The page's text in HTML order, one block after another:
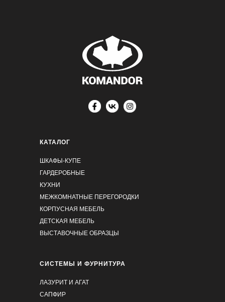
КАТАЛОГ
ШКАФЫ-КУПЕ
ГАРДЕРОБНЫЕ
КУХНИ
МЕЖКОМНАТНЫЕ ПЕРЕГОРОДКИ
КОРПУСНАЯ МЕБЕЛЬ
ДЕТСКАЯ МЕБЕЛЬ
ВЫСТАВОЧНЫЕ ОБРАЗЦЫ
СИСТЕМЫ И ФУРНИТУРА
ЛАЗУРИТ И АГАТ
САПФИР